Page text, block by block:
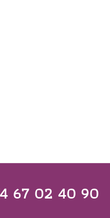
67 02 40 90